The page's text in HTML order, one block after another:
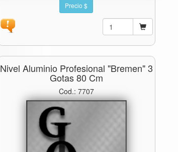
Precio $
Nivel Aluminio Profesional "bremen" 3
Gotas 80 Cm
Cod.: 7707